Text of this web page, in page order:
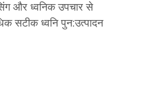
और ध्वनिक उपचार से
सटीक ध्वनि पुन:उत्पादन